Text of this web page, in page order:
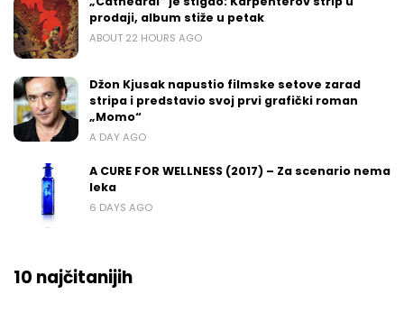
prodaji, album stiže u petak
ABOUT 22 HOURS AGO
Džon Kjusak napustio filmske setove zarad
stripa i predstavio svoj prvi grafički roman
„Momo“
A DAY AGO
A CURE FOR WELLNESS (2017) – Za scenario nema
leka
6 DAYS AGO
10 najčitanijih